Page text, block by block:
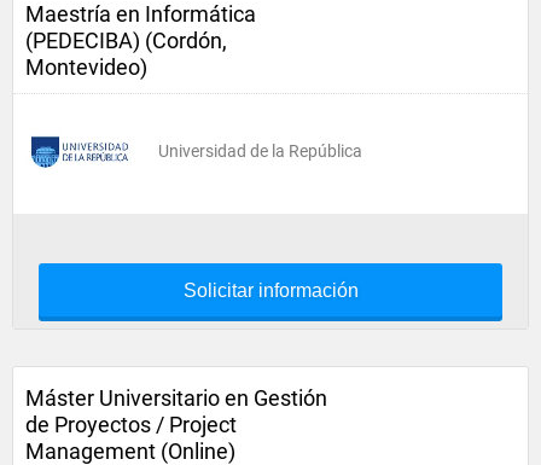
Maestría en Informática
(PEDECIBA) (Cordón,
Montevideo)
Universidad de la República
Solicitar información
Máster Universitario en Gestión
de Proyectos / Project
Management (Online)